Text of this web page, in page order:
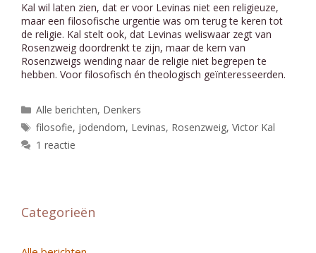
Kal wil laten zien, dat er voor Levinas niet een religieuze,
maar een filosofische urgentie was om terug te keren tot
de religie. Kal stelt ook, dat Levinas weliswaar zegt van
Rosenzweig doordrenkt te zijn, maar de kern van
Rosenzweigs wending naar de religie niet begrepen te
hebben. Voor filosofisch én theologisch geïnteresseerden.
Categorieën
Alle berichten, Denkers
Tags
filosofie, jodendom, Levinas, Rosenzweig,Victor Kal
1 reactie
Categorieën